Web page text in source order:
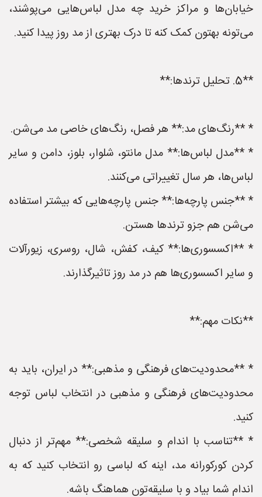
خیابان‌ها و مراکز خرید چه مدل لباس‌هایی می‌پوشند،
می‌تونه بهتون کمک کنه تا درک بهتری از مد روز پیدا کنید.
**5. تحلیل ترندها:**
* **رنگ‌های مد:** هر فصل، رنگ‌های خاصی مد می‌شن.
* **مدل لباس‌ها:** مدل مانتو، شلوار، بلوز، دامن و سایر
لباس‌ها، هر سال تغییراتی می‌کنند.
* **جنس پارچه‌ها:** جنس پارچه‌هایی که بیشتر استفاده
می‌شن هم جزو ترندها هستن.
* **اکسسوری‌ها:** کیف، کفش، شال، روسری، زیورآلات
و سایر اکسسوری‌ها هم در مد روز تاثیرگذارند.
**نکات مهم:**
* **محدودیت‌های فرهنگی و مذهبی:** در ایران، باید به
محدودیت‌های فرهنگی و مذهبی در انتخاب لباس توجه
کنید.
* **تناسب با اندام و سلیقه شخصی:** مهم‌تر از دنبال
کردن کورکورانه مد، اینه که لباسی رو انتخاب کنید که به
اندام شما بیاد و با سلیقه‌تون هماهنگ باشه.